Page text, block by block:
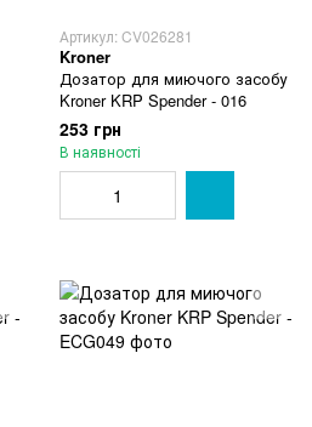
Артикул: CV026281
Kroner
Дозатор для миючого засобу
Kroner KRP Spender - 016
253 грн
В наявності